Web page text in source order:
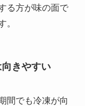
る方が味の面で
。
きやすい
間でも冷凍が向